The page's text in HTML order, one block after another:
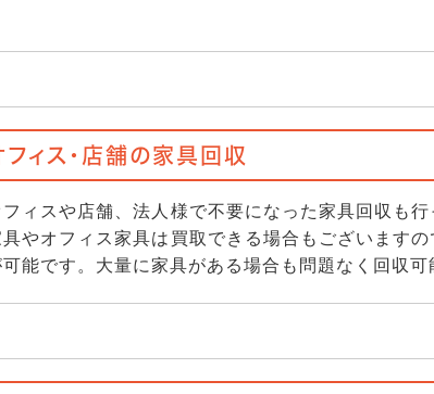
フィス・店舗の家具回収
フィスや店舗、法人様で不要になった家具回収も
具やオフィス家具は買取できる場合もございます
可能です。大量に家具がある場合も問題なく回収可